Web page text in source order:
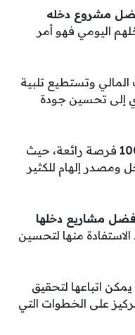
مشروع دخله
اليومي فهو أمر
وتستطيع تلبية
إلى تحسين جودة
فرصة رائعة، حيث
ومصدر إلهام للكثير
مشاريع دخلها
منها لتحسين
اتباعها لتحقيق
إلى 1000، مع التركيز على الخطوات التي